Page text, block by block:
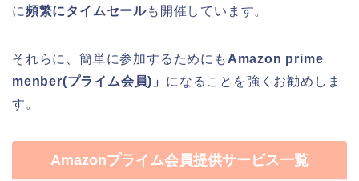
に頻繁にタイムセールも開催しています。
それらに、簡単に参加するためにも Amazon prime
menber(プライム会員)」 になることを強くお勧めしま
す。
Amazonプライム会員提供サービス一覧